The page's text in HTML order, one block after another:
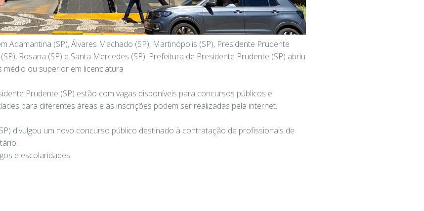
Adamantina (SP), Álvares Machado (SP), Martinópolis (SP), Presidente Prudente
Rosana (SP) e Santa Mercedes (SP). Prefeitura de Presidente Prudente (SP) abriu
médio ou superior em licenciatura
Prudente (SP) estão com vagas disponíveis para concursos públicos e
para diferentes áreas e as inscrições podem ser realizadas pela internet.
divulgou um novo concurso público destinado à contratação de profissionais de
e escolaridades: